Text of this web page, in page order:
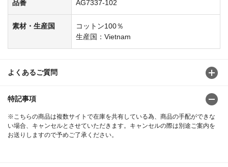
品番 AG7337-102
素材・生産国
コットン100％
生産国：Vietnam
よくあるご質問
特記事項
※こちらの商品は複数サイトで在庫を共有している為、商品の手配ができな
い場合、キャンセルとさせていただきます。キャンセルの際は別途ご案内を
お送りしますので予めご了承ください。